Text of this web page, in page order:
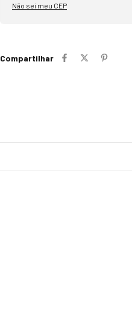
Não sei meu CEP
Compartilhar